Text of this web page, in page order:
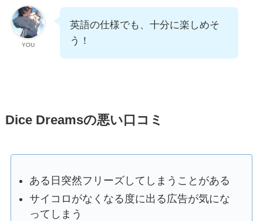
YOU
英語の仕様でも、十分に楽しめそ
う！
Dice Dreamsの悪い口コミ
ある日突然フリーズしてしまうことがある
サイコロがなくなる度に出る広告が気にな
ってしまう